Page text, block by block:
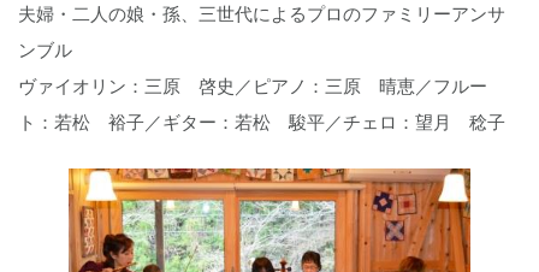
夫婦・二人の娘・孫、三世代によるプロのファミリーアンサ
ンブル
ヴァイオリン：三原 啓史／ピアノ：三原 晴恵／フルー
ト：若松 裕子／ギター：若松 駿平／チェロ：望月 稔子